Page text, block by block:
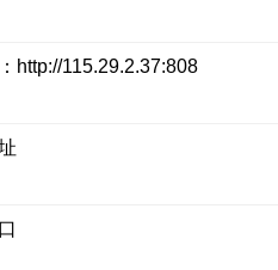
http://115.29.2.37:808